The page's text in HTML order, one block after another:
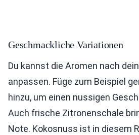
Geschmackliche Variationen
Du kannst die Aromen nach
anpassen. Füge zum Beispiel
hinzu, um einen nussigen
Auch frische Zitronenschale
Note. Kokosnuss ist in diesem